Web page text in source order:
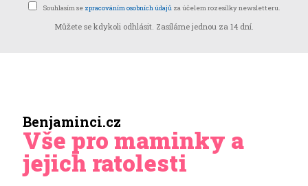
Souhlasím se zpracováním osobních údajů za účelem rozesílky newsletteru.
Můžete se kdykoli odhlásit. Zasíláme jednou za 14 dní.
Benjaminci.cz
Vše pro maminky a
jejich ratolesti